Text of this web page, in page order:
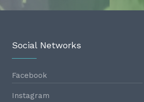
Social Networks
Facebook
Instagram